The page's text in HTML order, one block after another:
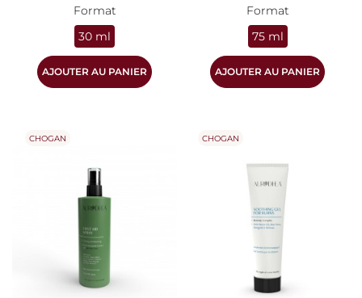
Format
30 ml
AJOUTER AU PANIER
Format
75 ml
AJOUTER AU PANIER
CHOGAN CHOGAN